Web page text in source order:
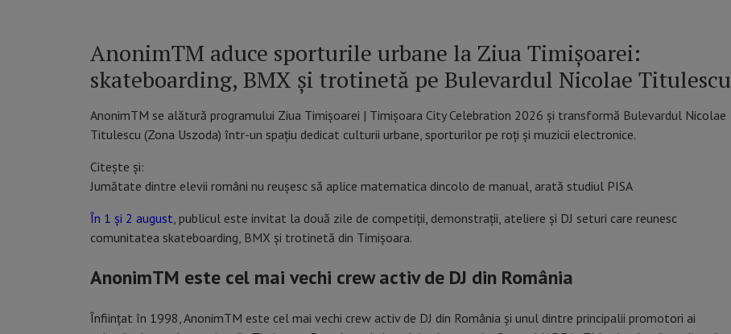
AnonimTM aduce sporturile urbane la Ziua Timișoarei:
skateboarding, BMX și trotinetă pe Bulevardul Nicolae Titulescu
AnonimTM se alătură programului Ziua Timișoarei | Timișoara City Celebration 2026 și transformă Bulevardul Nicolae
Titulescu (Zona Uszoda) într-un spațiu dedicat culturii urbane, sporturilor pe roți și muzicii electronice.
Citește și:
Jumătate dintre elevii români nu reușesc să aplice matematica dincolo de manual, arată studiul PISA
În 1 și 2 august, publicul este invitat la două zile de competiții, demonstrații, ateliere și DJ seturi care reunesc
comunitatea skateboarding, BMX și trotinetă din Timișoara.
AnonimTM este cel mai vechi crew activ de DJ din România
Înființat în 1998, AnonimTM este cel mai vechi crew activ de DJ din România și unul dintre principalii promotori ai